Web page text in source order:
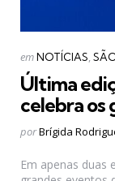
Categorias
Postado
em
emNOTÍCIAS
Última
celebra os
Postado
porBrígida
Em apenas duas